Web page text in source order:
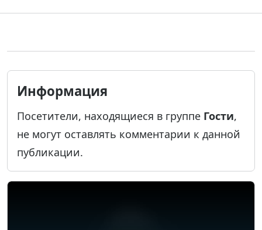
Информация
Посетители, находящиеся в группе Гости,
не могут оставлять комментарии к данной
публикации.